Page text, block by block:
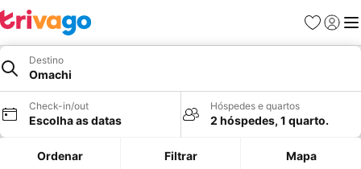
Favoritos
Iniciar
Destino
Omachi
Check-in/out
Escolha as datas
Hóspedes e quartos
2 hóspedes, 1 quarto.
Ordenar Filtrar Mapa